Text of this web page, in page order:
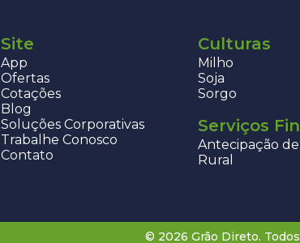
Site
App
Ofertas
Cotações
Blog
Soluções Corporativas
Trabalhe Conosco
Contato
Culturas
Milho
Soja
Sorgo
Serviços
Antecipação
Rural
© 2026 Grão Direto.